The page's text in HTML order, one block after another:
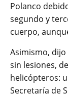
Polanco
segundo y
cuerpo,
Asimismo,
sin lesiones,
helicópteros:
Secretaría de